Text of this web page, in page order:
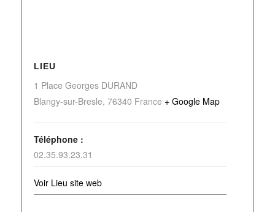
LIEU
1 Place Georges DURAND
Blangy-sur-Bresle, 76340 France + Google Map
Téléphone :
02.35.93.23.31
Voir Lieu site web